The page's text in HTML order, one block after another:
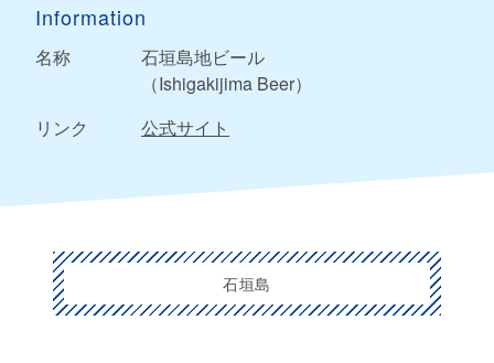
Information
名称
石垣島地ビール
（Ishigakijima Beer）
リンク
公式サイト
石垣島